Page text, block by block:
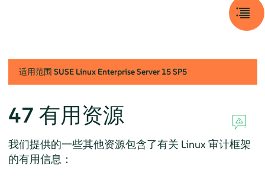
适用范围 SUSE Linux Enterprise Server 15 SP5
47 有用资源
我们提供的一些其他资源包含了有关 Linux 审计框架
的有用信息：